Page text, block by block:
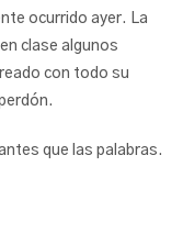
ocurrido ayer. La
clase algunos
con todo su
que las palabras.